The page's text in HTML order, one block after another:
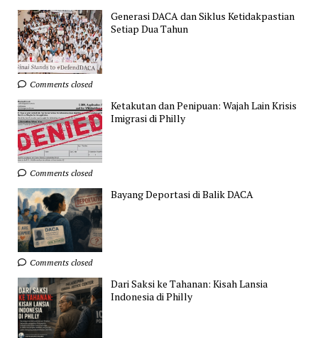
Generasi DACA dan Siklus Ketidakpastian
Setiap Dua Tahun
Comments closed
Ketakutan dan Penipuan: Wajah Lain Krisis
Imigrasi di Philly
Comments closed
Bayang Deportasi di Balik DACA
Comments closed
Dari Saksi ke Tahanan: Kisah Lansia
Indonesia di Philly